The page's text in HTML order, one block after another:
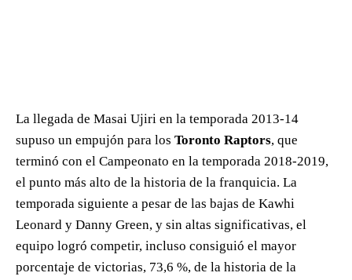
La llegada de Masai Ujiri en la temporada 2013-14
supuso un empujón para los Toronto Raptors, que
terminó con el Campeonato en la temporada 2018-2019,
el punto más alto de la historia de la franquicia. La
temporada siguiente a pesar de las bajas de Kawhi
Leonard y Danny Green, y sin altas significativas, el
equipo logró competir, incluso consiguió el mayor
porcentaje de victorias, 73,6 %, de la historia de la